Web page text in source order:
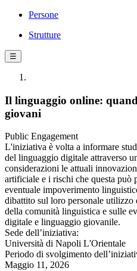
Persone
Strutture
☰
Il linguaggio online:
giovani
Public Engagement
L'iniziativa è volta a informare
del linguaggio digitale attraverso
considerazioni le attuali
artificiale e i rischi che questa può
eventuale impoverimento
dibattito sul loro personale
della comunità linguistica e sulle
digitale e linguaggio giovanile.
Sede dell’iniziativa:
Università di Napoli L'Orientale
Periodo di svolgimento
Maggio 11, 2026